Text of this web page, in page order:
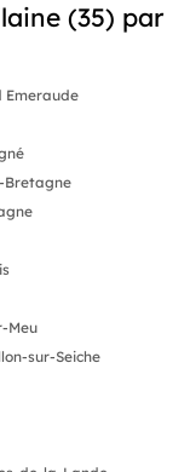
(35) par
Emeraude
Bretagne
Meu
sur-Seiche